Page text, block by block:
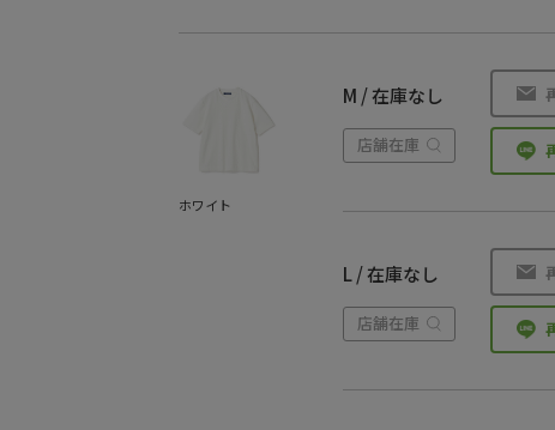
ホワイト
M / 在庫なし
店舗在庫
L / 在庫なし
店舗在庫